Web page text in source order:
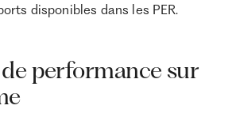
disponibles dans les PER.
performance sur